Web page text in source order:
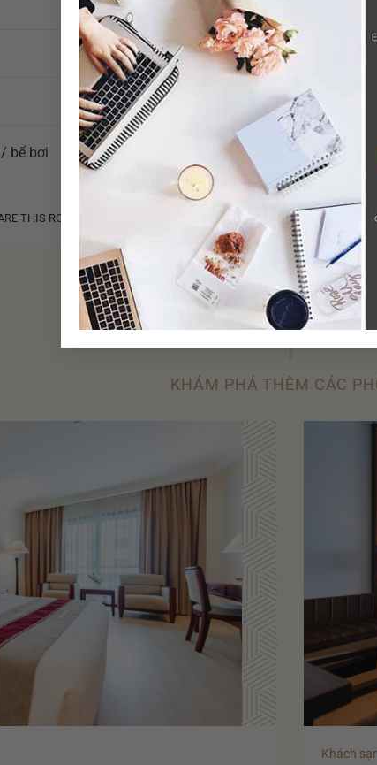
bể bơi
Ăn uống trong phòng
Cafe hòa tan miễn phí
Dụng cụ pha trà/cafe
Đồ uống chào đón
Nước đóng chai miễn phí
Trà túi lọc miễn phí
Bày trí & Nội thất
Ban công
Khu vực ngồi thư giãn
Dọn dẹp phòng hàng ngày
Giải trí
Điện thoại
Tuyền hình cáp/vệ tinh
THIS ROOM
Các loại phòng
KHÁM PHÁ THÊM CÁC
Khách